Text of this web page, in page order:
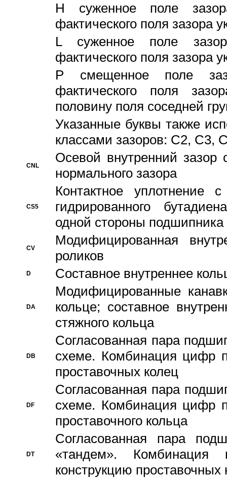
H суженное поле
фактического поля зазора
L суженное поле
фактического поля зазора
P смещенное поле
фактического поля
половину поля соседней
Указанные буквы также
классами зазоров: С2,
CNL
Осевой внутренний зазор
нормального зазора
CS5
Контактное уплотнение
гидрированного
одной стороны подшипника
CV
Модифицированная
роликов
D Составное внутреннее
DA
Модифицированные
кольце; составное
стяжного кольца
DB
Согласованная пара
схеме. Комбинация цифр
проставочных колец
DF
Согласованная пара
схеме. Комбинация цифр
проставочного кольца
DT
Согласованная пара
«тандем».
конструкцию проставочных